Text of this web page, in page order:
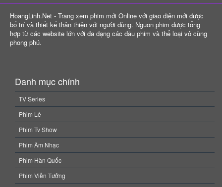
Danh mục chính
TV Series
Phim Âm Nhạc
Phim Hàn Quốc
Phim Viễn Tưởng
Phim Chiến Tranh
Thông tin
HoangLinh.Net năm 2006